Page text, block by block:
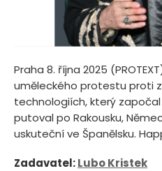
Praha 8. října 2025
uměleckého protestu proti
technologiích, který
putoval po Rakousku,
uskuteční ve Španělsku.
Zadavatel:Lubo Kristek